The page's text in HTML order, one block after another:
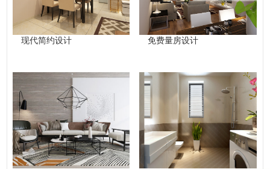
现代简约设计 免费量房设计